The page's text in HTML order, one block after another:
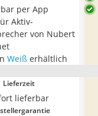
per App
Aktiv-
von Nubert
Weiß erhältlich
Lieferzeit
lieferbar